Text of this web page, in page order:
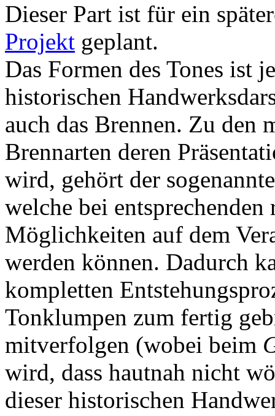
Dieser Part ist für ein
Projekt geplant.
Das Formen des Tones ist
historischen
auch das Brennen. Zu den
Brennarten deren
wird, gehört der
welche bei
Möglichkeiten auf dem
werden können. Dadurch
kompletten
Tonklumpen zum fertig
mitverfolgen (wobei beim
wird, dass hautnah nicht
dieser historischen